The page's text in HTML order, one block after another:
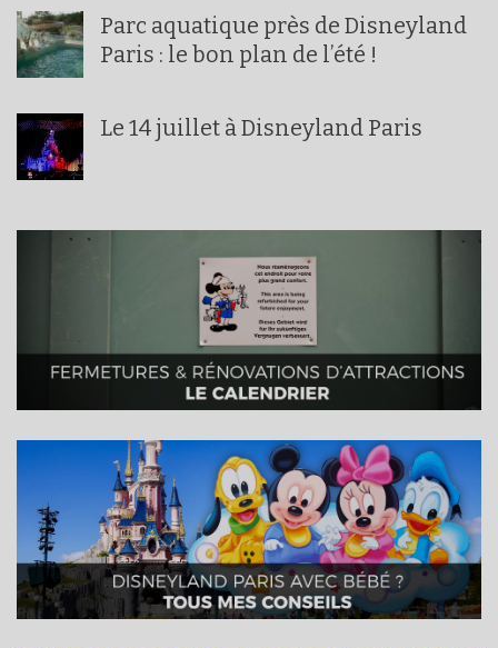
Parc aquatique près de Disneyland
Paris : le bon plan de l’été !
Le 14 juillet à Disneyland Paris